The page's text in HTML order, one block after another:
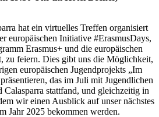
hat ein virtuelles Treffen organisiert
europäischen Initiative #ErasmusDays,
Erasmus+ und die europäischen
zu feiern. Dies gibt uns die Möglichkeit,
europäischen Jugendprojekts „Im
das im Juli mit Jugendlichen
stattfand, und gleichzeitig in
wir einen Ausblick auf unser nächstes
Jahr 2025 bekommen werden.